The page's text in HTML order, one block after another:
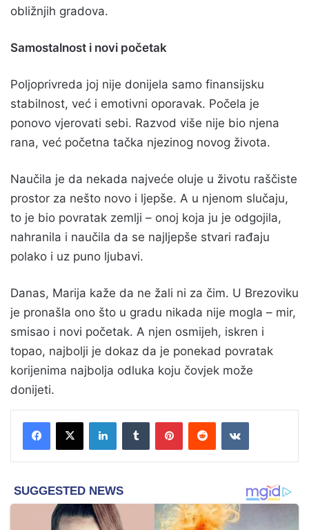
obližnjih gradova.
Samostalnost i novi početak
Poljoprivreda joj nije donijela samo finansijsku
stabilnost, već i emotivni oporavak. Počela je
ponovo vjerovati sebi. Razvod više nije bio njena
rana, već početna tačka njezinog novog života.
Naučila je da nekada najveće oluje u životu raščiste
prostor za nešto novo i ljepše. A u njenom slučaju,
to je bio povratak zemlji – onoj koja ju je odgojila,
nahranila i naučila da se najljepše stvari rađaju
polako i uz puno ljubavi.
Danas, Marija kaže da ne žali ni za čim. U Brezoviku
je pronašla ono što u gradu nikada nije mogla – mir,
smisao i novi početak. A njen osmijeh, iskren i
topao, najbolji je dokaz da je ponekad povratak
korijenima najbolja odluka koju čovjek može
donijeti.
LinkedInTumblr PinterestReddit VKontakte